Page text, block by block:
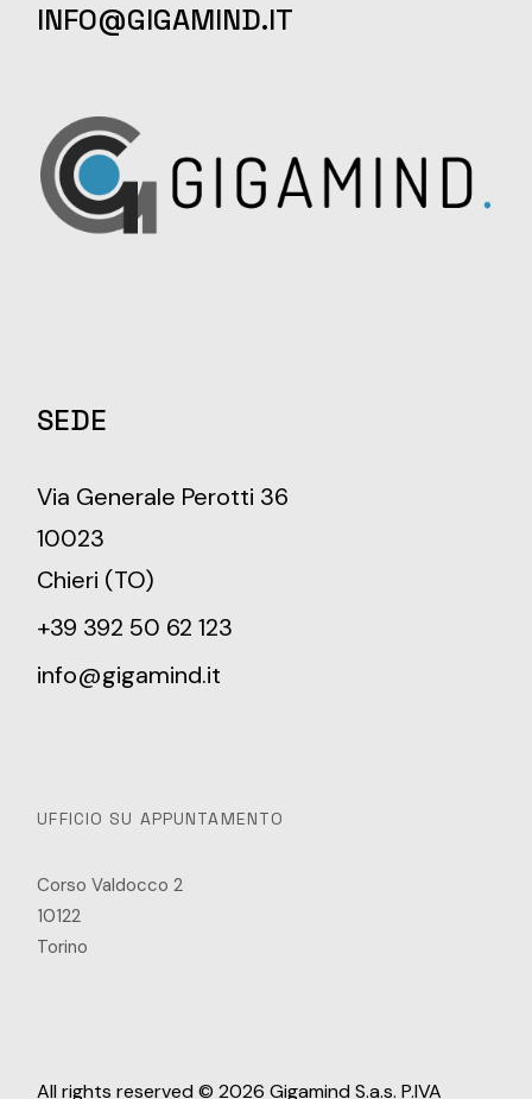
INFO@GIGAMIND.IT
SEDE
Via Generale Perotti 36
10023
Chieri (TO)
+39 392 50 62 123
info@gigamind.it
UFFICIO SU APPUNTAMENTO
Corso Valdocco 2
10122
Torino
All rights reserved © 2026 Gigamind S.a.s. P.IVA